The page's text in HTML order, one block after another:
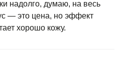
надолго, думаю, на весь
— это цена, но эффект
хорошо кожу.